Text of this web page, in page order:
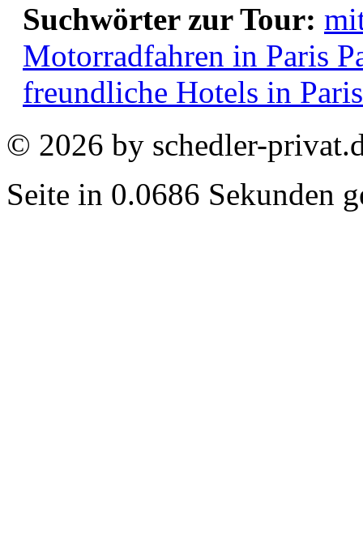
Suchwörter zur Tour:
Motorradfahren in Paris
freundliche Hotels in Paris
© 2026 by schedler-
Seite in 0.0686 Sekunden